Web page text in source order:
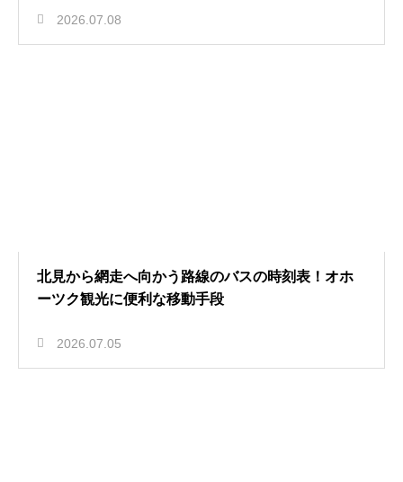
2026.07.08
北見から網走へ向かう路線のバスの時刻表！オホ
ーツク観光に便利な移動手段
2026.07.05